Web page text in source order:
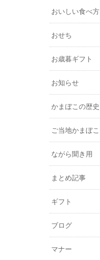
おいしい食べ方
おせち
お歳暮ギフト
お知らせ
かまぼこの歴史
ご当地かまぼこ
ながら聞き用
まとめ記事
ギフト
ブログ
マナー